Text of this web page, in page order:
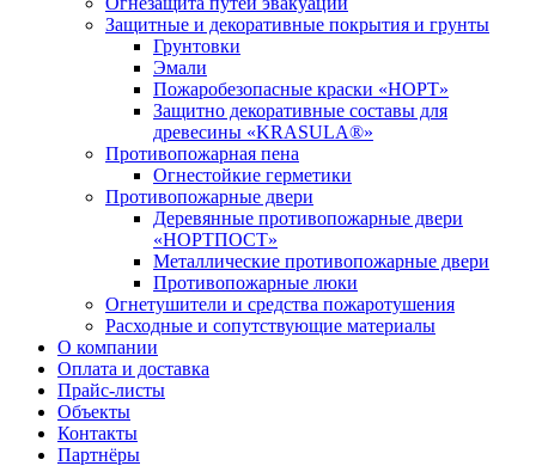
Защитные и декоративные покрытия и грунты
Грунтовки
Эмали
Пожаробезопасные краски «НОРТ»
Защитно декоративные составы для
древесины «KRASULA®»
Противопожарная пена
Огнестойкие герметики
Противопожарные двери
Деревянные противопожарные двери
«НОРТПОСТ»
Металлические противопожарные двери
Противопожарные люки
Огнетушители и средства пожаротушения
Расходные и сопутствующие материалы
О компании
Оплата и доставка
Прайс-листы
Объекты
Контакты
Партнёры